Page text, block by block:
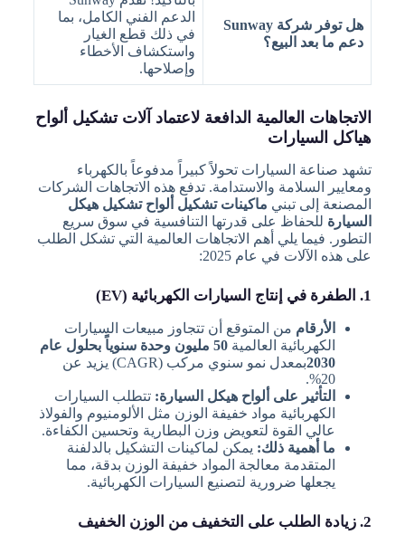
هل توفر شركة Sunway
دعم ما بعد البيع؟
الدعم الفني الكامل، بما
في ذلك قطع الغيار
واستكشاف الأخطاء
وإصلاحها.
الاتجاهات العالمية الدافعة لاعتماد آلات تشكيل ألواح
هياكل السيارات
تشهد صناعة السيارات تحولاً كبيراً مدفوعاً بالكهرباء
ومعايير السلامة والاستدامة. تدفع هذه الاتجاهات الشركات
المصنعة إلى تبني ماكينات تشكيل ألواح تشكيل هيكل
السيارة للحفاظ على قدرتها التنافسية في سوق سريع
التطور. فيما يلي أهم الاتجاهات العالمية التي تشكل الطلب
على هذه الآلات في عام 2025:
1. الطفرة في إنتاج السيارات الكهربائية (EV)
الأرقام من المتوقع أن تتجاوز مبيعات السيارات
الكهربائية العالمية
50 مليون وحدة سنوياً بحلول عام
2030
بمعدل نمو سنوي مركب (CAGR) يزيد عن
20%.
التأثير على ألواح هيكل السيارة: تتطلب السيارات
الكهربائية مواد خفيفة الوزن مثل الألومنيوم والفولاذ
عالي القوة لتعويض وزن البطارية وتحسين الكفاءة.
ما أهمية ذلك: يمكن لماكينات التشكيل بالدلفنة
المتقدمة معالجة المواد خفيفة الوزن بدقة، مما
يجعلها ضرورية لتصنيع السيارات الكهربائية.
2. زيادة الطلب على التخفيف من الوزن الخفيف